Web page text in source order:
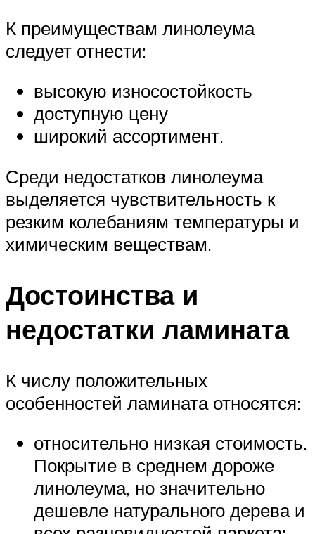
К преимуществам линолеума
следует отнести:
высокую износостойкость
доступную цену
широкий ассортимент.
Среди недостатков линолеума
выделяется чувствительность к
резким колебаниям температуры и
химическим веществам.
Достоинства и
недостатки ламината
К числу положительных
особенностей ламината относятся:
относительно низкая стоимость.
Покрытие в среднем дороже
линолеума, но значительно
дешевле натурального дерева и